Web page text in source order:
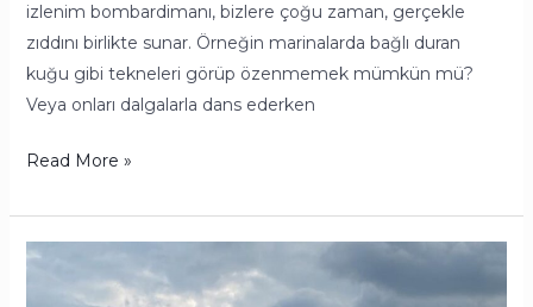
izlenim bombardimanı, bizlere çoğu zaman, gerçekle
zıddını birlikte sunar. Örneğin marinalarda bağlı duran
kuğu gibi tekneleri görüp özenmemek mümkün mü?
Veya onları dalgalarla dans ederken
Read More »
Denizcilik